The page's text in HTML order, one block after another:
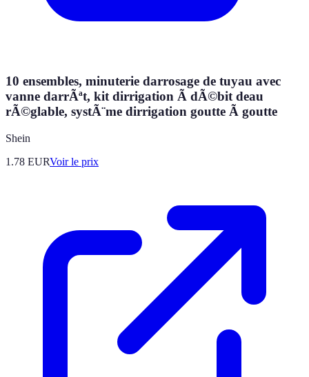
10 ensembles, minuterie darrosage de tuyau avec
vanne darrÃªt, kit dirrigation Ã dÃ©bit deau
rÃ©glable, systÃ¨me dirrigation goutte Ã goutte
Shein
1.78 EURVoir le prix